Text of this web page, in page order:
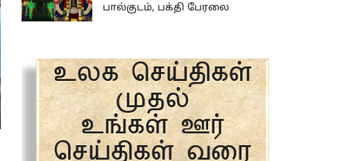
பால்குடம், பக்தி பேரலை